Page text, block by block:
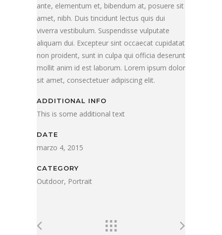
ante, elementum et, bibendum at, posuere sit
amet, nibh. Duis tincidunt lectus quis dui
viverra vestibulum. Suspendisse vulputate
aliquam dui. Excepteur sint occaecat cupidatat
non proident, sunt in culpa qui officia deserunt
mollit anim id est laborum. Lorem ipsum dolor
sit amet, consectetuer adipiscing elit.
ADDITIONAL INFO
This is some additional text
DATE
marzo 4, 2015
CATEGORY
Outdoor, Portrait